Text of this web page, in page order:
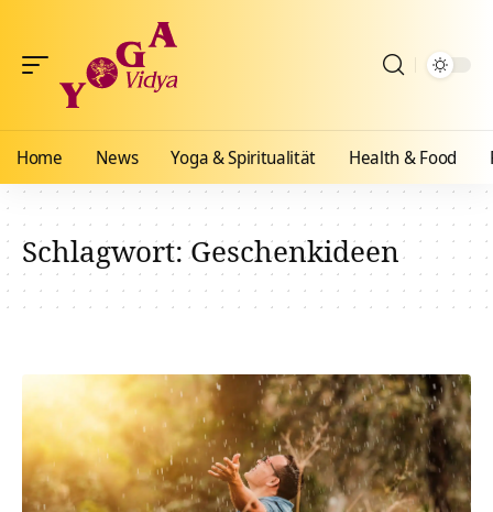
Home News Yoga & Spiritualität Health & Food
Schlagwort:Geschenkideen